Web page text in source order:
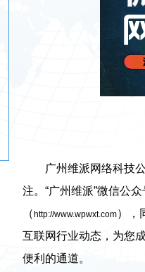
广州维派网络科技公
注。“广州维派”微信公
（ http://www.wpwxt.com），
互联网行业动态，为您
便利的通道。